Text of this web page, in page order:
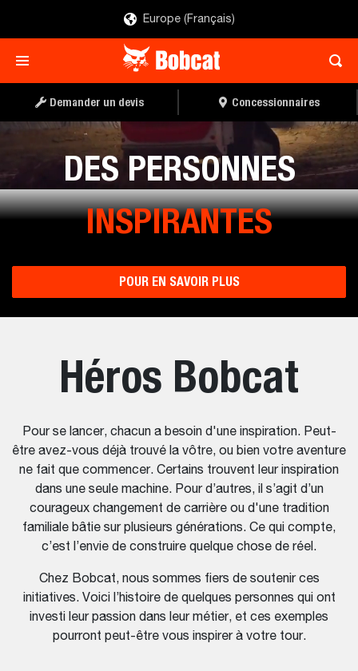
Europe (Français)
Demander un devis Concessionnaires
DES PERSONNES
INSPIRANTES
POUR EN SAVOIR PLUS
Héros Bobcat
Pour se lancer, chacun a besoin d'une inspiration. Peut-
être avez-vous déjà trouvé la vôtre, ou bien votre aventure
ne fait que commencer. Certains trouvent leur inspiration
dans une seule machine. Pour d’autres, il s’agit d’un
courageux changement de carrière ou d'une tradition
familiale bâtie sur plusieurs générations. Ce qui compte,
c’est l’envie de construire quelque chose de réel.
Chez Bobcat, nous sommes fiers de soutenir ces
initiatives. Voici l’histoire de quelques personnes qui ont
investi leur passion dans leur métier, et ces exemples
pourront peut-être vous inspirer à votre tour.